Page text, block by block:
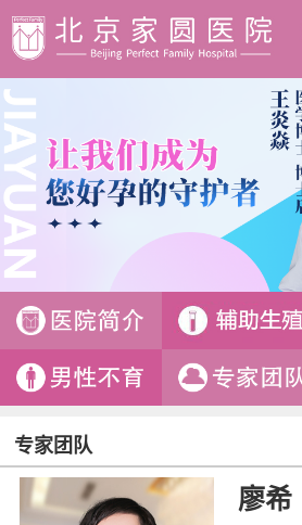
专家团队
廖希